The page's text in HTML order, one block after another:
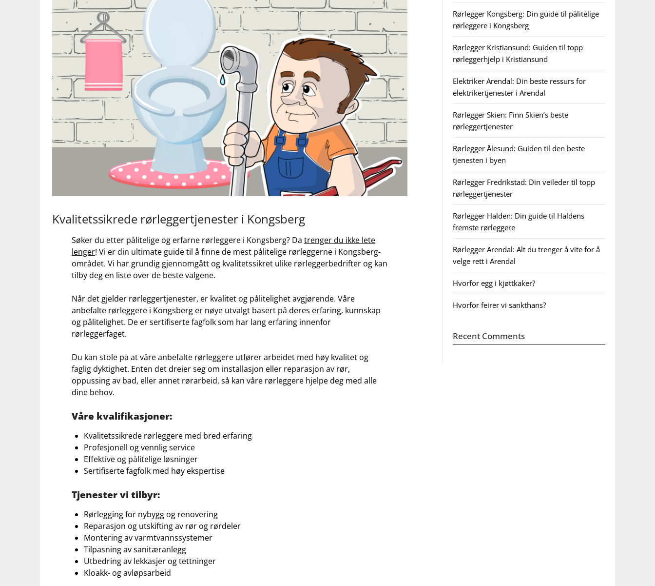
Kvalitetssikrede​ rørleggertjenester i Kongsberg
Søker du etter pålitelige og erfarne ⁢rørleggere i⁤ Kongsberg? Da trenger du ikke lete
lenger! ⁢Vi er din ⁤ultimate guide​ til å finne de mest pålitelige‍ rørleggerne i Kongsberg-
området. Vi har grundig gjennomgått og kvalitetssikret ulike rørleggerbedrifter og kan
tilby deg en liste⁤ over de beste valgene.
Når⁢ det gjelder rørleggertjenester, ⁣er kvalitet og‍ pålitelighet avgjørende. Våre
anbefalte rørleggere i Kongsberg er nøye utvalgt​ basert på deres erfaring, kunnskap
og pålitelighet. De er sertifiserte fagfolk som har lang erfaring​ innenfor
rørleggerfaget.
Du kan stole på‌ at ⁢våre anbefalte rørleggere ⁣utfører arbeidet​ med høy kvalitet‍ og
faglig dyktighet. Enten det dreier seg om installasjon​ eller reparasjon av⁤ rør,
oppussing ⁢av bad, eller annet ⁤rørarbeid, så kan ​våre rørleggere hjelpe deg⁢ med alle
dine behov.
Våre kvalifikasjoner:
Kvalitetssikrede rørleggere med bred erfaring
Profesjonell og vennlig ‍service
Effektive og ‍pålitelige løsninger
Sertifiserte ​fagfolk med høy ekspertise
Tjenester vi tilbyr:
Rørlegging ⁢for ⁣nybygg og ‌renovering
Reparasjon og utskifting av rør og⁣ rørdeler
Montering av varmtvannssystemer
Tilpasning av sanitæranlegg
Utbedring av ‍lekkasjer og ​tettninger
Kloakk- og ‌avløpsarbeid
Rørlegger Kongsberg: Din guide til pålitelige
rørleggere i Kongsberg
Rørlegger Kristiansund: Guiden til topp
rørleggerhjelp i Kristiansund
Elektriker Arendal: Din beste ressurs for
elektrikertjenester i Arendal
Rørlegger Skien: Finn Skien’s beste
rørleggertjenester
Rørlegger Ålesund: Guiden til den beste
tjenesten i byen
Rørlegger Fredrikstad: Din veileder til topp
rørleggertjenester
Rørlegger Halden: Din guide til Haldens
fremste rørleggere
Rørlegger Arendal: Alt du trenger å vite for å
velge rett i Arendal
Hvorfor egg i kjøttkaker?
Hvorfor feirer vi sankthans?
Recent Comments